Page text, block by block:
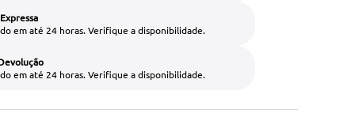
em até 24 horas. Verifique a disponibilidade.
em até 24 horas. Verifique a disponibilidade.